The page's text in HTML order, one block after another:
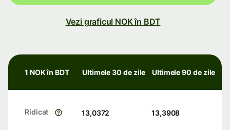
Vezi graficul NOK în BDT
1 NOK în BDT Ultimele 30 de zile Ultimele 90 de zile
Ridicat 13,0372 13,3908